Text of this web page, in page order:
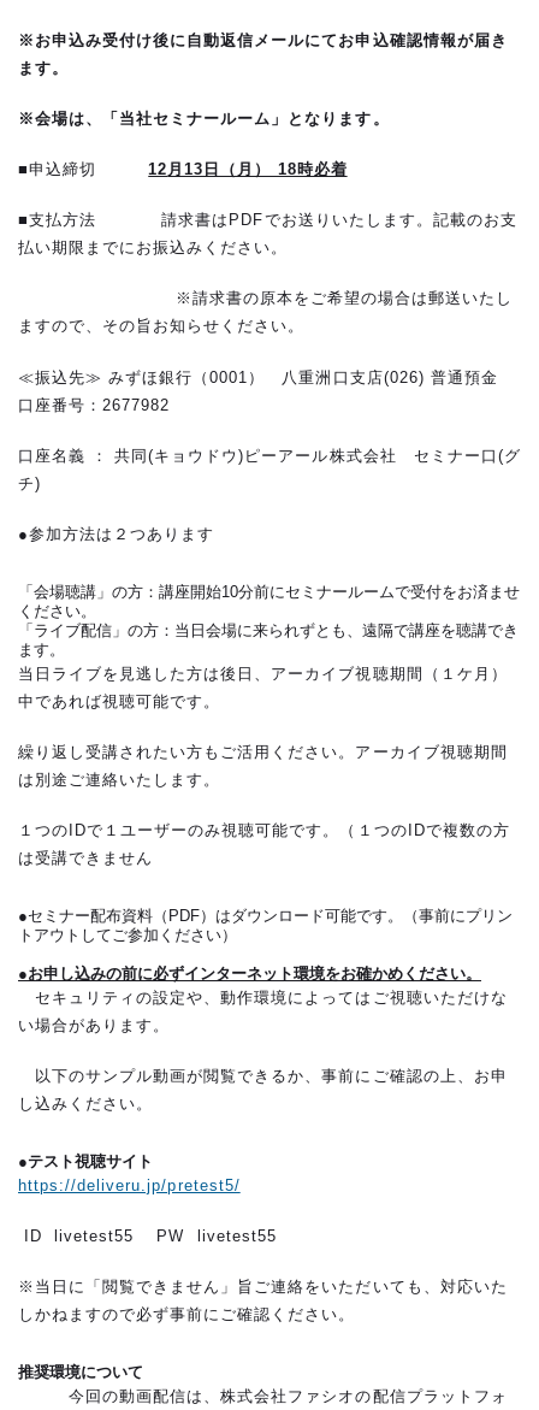
※お申込み受付け後に自動返信メールにてお申込確認情報が届き
ます。
※会場は、「当社セミナールーム」となります。
■申込締切12 月13日（月） 18時必着
■支払方法 請求書はPDFでお送りいたします。記載のお支
払い期限までにお振込みください。
※請求書の原本をご希望の場合は郵送いたし
ますので、その旨お知らせください。
≪振込先≫ みずほ銀行（0001） 八重洲口支店(026) 普通預金
口座番号：2677982
口座名義 ： 共同(キョウドウ)ピーアール株式会社 セミナー口(グ
チ)
●参加方法は２つあります
「会場聴講」の方：講座開始10分前にセミナールームで受付をお済ませ
ください。
「ライブ配信」の方：当日会場に来られずとも、遠隔で講座を聴講でき
ます。
当日ライブを見逃した方は後日、アーカイブ視聴期間（１ケ月）
中であれば視聴可能です。
繰り返し受講されたい方もご活用ください。アーカイブ視聴期間
は別途ご連絡いたします。
１つのIDで１ユーザーのみ視聴可能です。（１つのIDで複数の方
は受講できません
●セミナー配布資料（PDF）はダウンロード可能です。（事前にプリン
トアウトしてご参加ください）
●お申し込みの前に必ずインターネット環境をお確かめください。
セキュリティの設定や、動作環境によってはご視聴いただけな
い場合があります。
以下のサンプル動画が閲覧できるか、事前にご確認の上、お申
し込みください。
●テスト視聴サイト
https://deliveru.jp/pretest5/
ID livetest55 PW livetest55
※当日に「閲覧できません」旨ご連絡をいただいても、対応いた
しかねますので必ず事前にご確認ください。
推奨環境について
今回の動画配信は、株式会社ファシオの配信プラットフォ